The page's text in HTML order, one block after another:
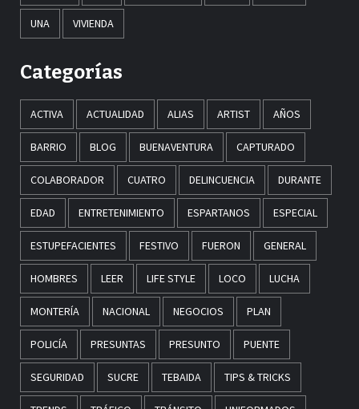
UNA VIVIENDA
Categorías
ACTIVA ACTUALIDAD ALIAS ARTIST AÑOS
BARRIO BLOG BUENAVENTURA CAPTURADO
COLABORADOR CUATRO DELINCUENCIA DURANTE
EDAD ENTRETENIMIENTO ESPARTANOS ESPECIAL
ESTUPEFACIENTES FESTIVO FUERON GENERAL
HOMBRES LEER LIFE STYLE LOCO LUCHA
MONTERÍA NACIONAL NEGOCIOS PLAN
POLICÍA PRESUNTAS PRESUNTO PUENTE
SEGURIDAD SUCRE TEBAIDA TIPS & TRICKS